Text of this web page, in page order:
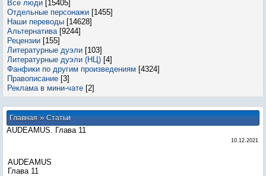
Все люди [15405]
Отдельные персонажи [1455]
Наши переводы [14628]
Альтернатива [9244]
Рецензии [155]
Литературные дуэли [103]
Литературные дуэли (НЦ) [4]
Фанфики по другим произведениям [4324]
Правописание [3]
Реклама в мини-чате [2]
Главная»Статьи
AUDEAMUS. Глава 11
10.12.2021
AUDEAMUS
Глава 11